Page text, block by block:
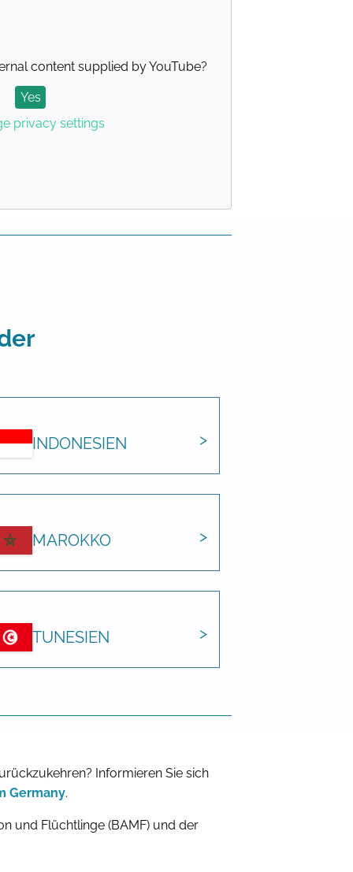
content supplied byYouTube?
Yes
privacy settings
INDONESIEN
MAROKKO
TUNESIEN
Informieren Sie sich
Germany.
und Flüchtlinge (BAMF) und der